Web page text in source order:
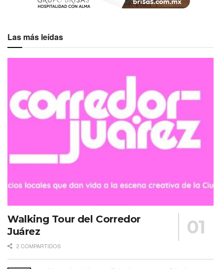
Las más leídas
Walking Tour del Corredor
Juárez
2 COMPARTIDOS